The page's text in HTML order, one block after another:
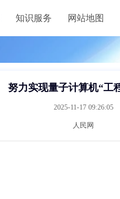
知识服务 网站地图
努力实现量子计算机“工
2025-11-17 09:26:05
人民网